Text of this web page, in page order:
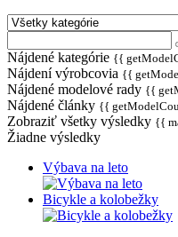
Nájdené kategórie {{
Nájdení výrobcovia {{
Nájdené modelové rady {{
Nájdené články {{
Zobraziť všetky výsledky {{
Žiadne výsledky
Výbava na leto
Bicykle a kolobežky